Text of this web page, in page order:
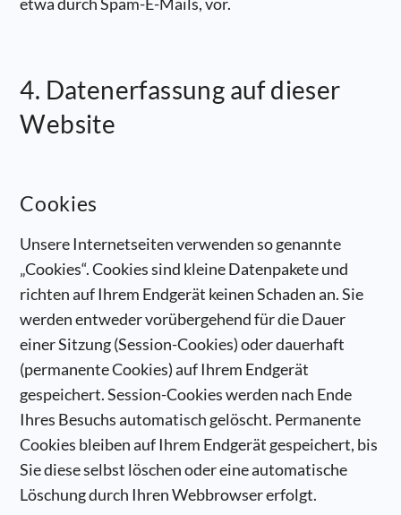
4. Datenerfassung auf dieser
Website
Cookies
Unsere Internetseiten verwenden so genannte
„Cookies“. Cookies sind kleine Datenpakete und
richten auf Ihrem Endgerät keinen Schaden an. Sie
werden entweder vorübergehend für die Dauer
einer Sitzung (Session-Cookies) oder dauerhaft
(permanente Cookies) auf Ihrem Endgerät
gespeichert. Session-Cookies werden nach Ende
Ihres Besuchs automatisch gelöscht. Permanente
Cookies bleiben auf Ihrem Endgerät gespeichert, bis
Sie diese selbst löschen oder eine automatische
Löschung durch Ihren Webbrowser erfolgt.